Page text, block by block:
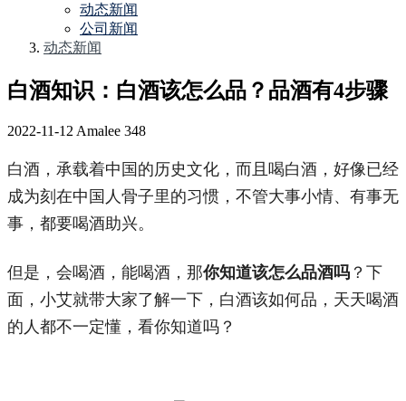
动态新闻
公司新闻
动态新闻
白酒知识：白酒该怎么品？品酒有4步骤
2022-11-12 Amalee 348
白酒，承载着中国的历史文化，而且喝白酒，好像已经
成为刻在中国人骨子里的习惯，不管大事小情、有事无
事，都要喝酒助兴。
但是，会喝酒，能喝酒，那你知道该怎么品酒吗 ？下
面，小艾就带大家了解一下，白酒该如何品，天天喝酒
的人都不一定懂，看你知道吗？